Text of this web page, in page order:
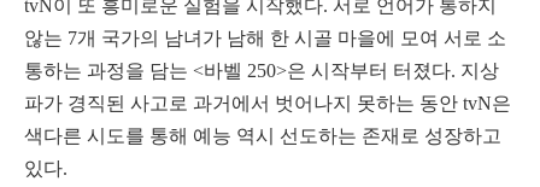
tvN이 또 흥미로운 실험을 시작했다. 서로 언어가 통하지
않는 7개 국가의 남녀가 남해 한 시골 마을에 모여 서로 소
통하는 과정을 담는 <바벨 250>은 시작부터 터졌다. 지상
파가 경직된 사고로 과거에서 벗어나지 못하는 동안 tvN은
색다른 시도를 통해 예능 역시 선도하는 존재로 성장하고
있다.